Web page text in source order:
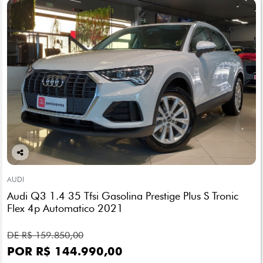
Co
arti
lhe
AUDI
Audi Q3 1.4 35 Tfsi Gasolina Prestige Plus S Tronic
Flex 4p Automatico 2021
DE R$ 159.850,00
POR R$ 144.990,00